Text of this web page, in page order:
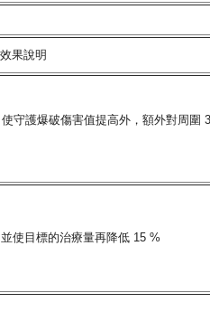
效果說明
守護爆破傷害值提高外，額外對周圍 3
使目標的治療量再降低 15 %